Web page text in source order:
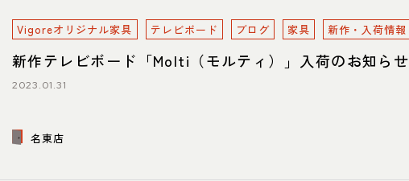
名東店
Vigoreオリジナル家具 テレビボード ブログ 家具 新作・入荷情報
新作テレビボード「Molti（モルティ）」入荷のお知らせ
2023.01.31